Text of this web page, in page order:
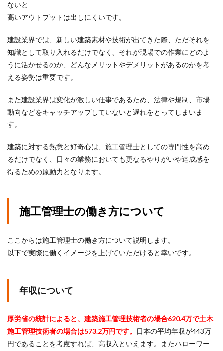
ないと
高いアウトプットは出しにくいです。
建設業界では、新しい建築素材や技術が出てきた際、ただそれを
知識として取り入れるだけでなく、それが現場での作業にどのよ
うに活かせるのか、どんなメリットやデメリットがあるのかを考
える姿勢は重要です。
また建設業界は変化が激しい仕事であるため、法律や規制、市場
動向などをキャッチアップしていないと遅れをとってしまいま
す。
建築に対する熱意と好奇心は、施工管理士としての専門性を高め
るだけでなく、日々の業務においても更なるやりがいや達成感を
得るための原動力となります。
施工管理士の働き方について
ここからは施工管理士の働き方について説明します。
以下で実際に働くイメージを上げていただけると幸いです。
年収について
厚労省の統計によると、建築施工管理技術者の場合620.4万で土木
施工管理技術者の場合は573.2万円です。
日本の平均年収が443万
円であることを考慮すれば、高収入といえます。またハローワー